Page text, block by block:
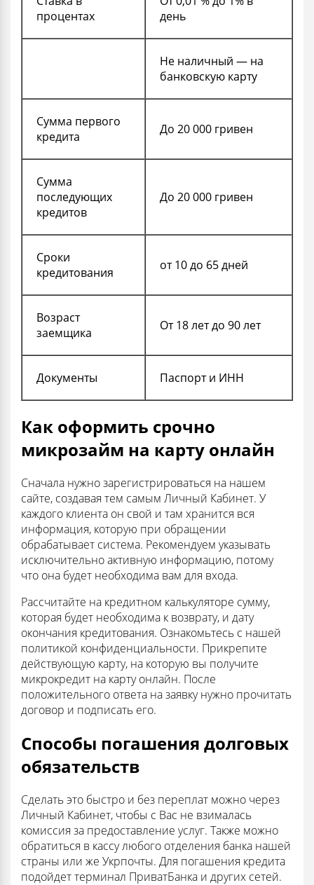
процентах
день
Не наличный — на
банковскую карту
Сумма первого
кредита
До 20 000 гривен
Сумма
последующих
кредитов
До 20 000 гривен
Сроки
кредитования
от 10 до 65 дней
Возраст
заемщика
От 18 лет до 90 лет
Документы Паспорт и ИНН
Как оформить срочно
микрозайм на карту онлайн
Сначала нужно зарегистрироваться на нашем
сайте, создавая тем самым Личный Кабинет. У
каждого клиента он свой и там хранится вся
информация, которую при обращении
обрабатывает система. Рекомендуем указывать
исключительно активную информацию, потому
что она будет необходима вам для входа.
Рассчитайте на кредитном калькуляторе сумму,
которая будет необходима к возврату, и дату
окончания кредитования. Ознакомьтесь с нашей
политикой конфиденциальности. Прикрепите
действующую карту, на которую вы получите
микрокредит на карту онлайн. После
положительного ответа на заявку нужно прочитать
договор и подписать его.
Способы погашения долговых
обязательств
Сделать это быстро и без переплат можно через
Личный Кабинет, чтобы с Вас не взималась
комиссия за предоставление услуг. Также можно
обратиться в кассу любого отделения банка нашей
страны или же Укрпочты. Для погашения кредита
подойдет терминал ПриватБанка и других сетей.